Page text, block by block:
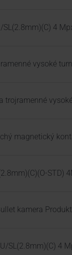
SL(2.8mm)(C) 4
vysoké
trojramenné
magnetický
kamera
SL(2.8mm)(C) 4